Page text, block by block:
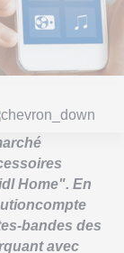
Home". En
bandes des
avec